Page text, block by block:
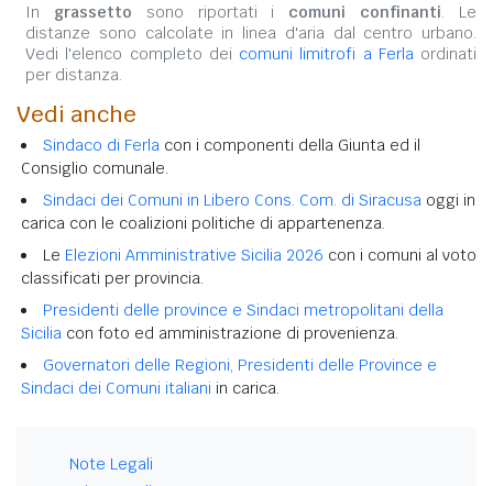
In grassetto sono riportati i comuni confinanti. Le
distanze sono calcolate in linea d'aria dal centro urbano.
Vedi l'elenco completo dei comuni limitrofi a Ferlaordinati
per distanza.
Vedi anche
Sindaco di Ferla con i componenti della Giunta ed il
Consiglio comunale.
Sindaci dei Comuni in Libero Cons. Com. di Siracusa oggi in
carica con le coalizioni politiche di appartenenza.
Le Elezioni Amministrative Sicilia 2026 con i comuni al voto
classificati per provincia.
Presidenti delle province e Sindaci metropolitani della
Sicilia con foto ed amministrazione di provenienza.
Governatori delle Regioni, Presidenti delle Province e
Sindaci dei Comuni italiani in carica.
Note Legali